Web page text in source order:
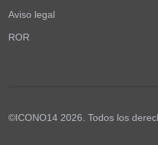
Aviso legal
ROR
©ICONO14 2026. Todos los